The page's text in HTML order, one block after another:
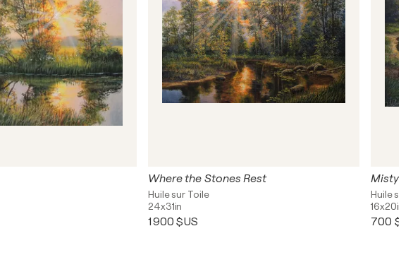
Where the Stones Rest
Huile sur Toile
24x31in
1 900 $US
Misty
Huile sur
16x20in
700